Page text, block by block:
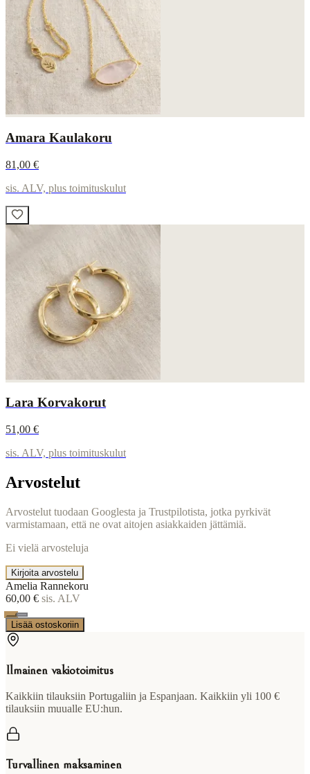
Amara Kaulakoru
81,00 €
sis. ALV, plus toimituskulut
Lara Korvakorut
51,00 €
sis. ALV, plus toimituskulut
Arvostelut
Arvostelut tuodaan Googlesta ja Trustpilotista, jotka pyrkivät
varmistamaan, että ne ovat aitojen asiakkaiden jättämiä.
Ei vielä arvosteluja
Kirjoita arvostelu
Amelia Rannekoru
60,00 € sis. ALV
Lisää ostoskoriin
Ilmainen vakiotoimitus
Kaikkiin tilauksiin Portugaliin ja Espanjaan. Kaikkiin yli 100 €
tilauksiin muualle EU:hun.
Turvallinen maksaminen